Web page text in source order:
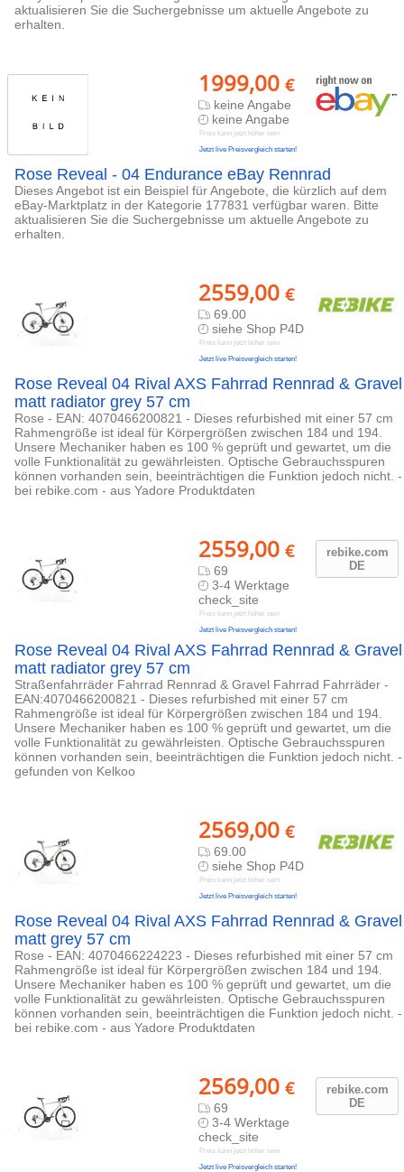
aktualisieren Sie die Suchergebnisse um aktuelle Angebote zu
erhalten.
1999,00 €
keine Angabe
keine Angabe
Preis kann jetzt höher sein
Jetzt live Preisvergleich starten!
Rose Reveal - 04 Endurance eBay Rennrad
Dieses Angebot ist ein Beispiel für Angebote, die kürzlich auf dem
eBay-Marktplatz in der Kategorie 177831 verfügbar waren. Bitte
aktualisieren Sie die Suchergebnisse um aktuelle Angebote zu
erhalten.
2559,00 €
69.00
siehe Shop P4D
Preis kann jetzt höher sein
Jetzt live Preisvergleich starten!
Rose Reveal 04 Rival AXS Fahrrad Rennrad & Gravel
matt radiator grey 57 cm
Rose - EAN: 4070466200821 - Dieses refurbished mit einer 57 cm
Rahmengröße ist ideal für Körpergrößen zwischen 184 und 194.
Unsere Mechaniker haben es 100 % geprüft und gewartet, um die
volle Funktionalität zu gewährleisten. Optische Gebrauchsspuren
können vorhanden sein, beeinträchtigen die Funktion jedoch nicht. -
bei rebike.com - aus Yadore Produktdaten
rebike.com
DE
2559,00 €
69
3-4 Werktage
check_site
Preis kann jetzt höher sein
Jetzt live Preisvergleich starten!
Rose Reveal 04 Rival AXS Fahrrad Rennrad & Gravel
matt radiator grey 57 cm
Straßenfahrräder Fahrrad Rennrad & Gravel Fahrrad Fahrräder -
EAN:4070466200821 - Dieses refurbished mit einer 57 cm
Rahmengröße ist ideal für Körpergrößen zwischen 184 und 194.
Unsere Mechaniker haben es 100 % geprüft und gewartet, um die
volle Funktionalität zu gewährleisten. Optische Gebrauchsspuren
können vorhanden sein, beeinträchtigen die Funktion jedoch nicht. -
gefunden von Kelkoo
2569,00 €
69.00
siehe Shop P4D
Preis kann jetzt höher sein
Jetzt live Preisvergleich starten!
Rose Reveal 04 Rival AXS Fahrrad Rennrad & Gravel
matt grey 57 cm
Rose - EAN: 4070466224223 - Dieses refurbished mit einer 57 cm
Rahmengröße ist ideal für Körpergrößen zwischen 184 und 194.
Unsere Mechaniker haben es 100 % geprüft und gewartet, um die
volle Funktionalität zu gewährleisten. Optische Gebrauchsspuren
können vorhanden sein, beeinträchtigen die Funktion jedoch nicht. -
bei rebike.com - aus Yadore Produktdaten
rebike.com
DE
2569,00 €
69
3-4 Werktage
check_site
Preis kann jetzt höher sein
Jetzt live Preisvergleich starten!